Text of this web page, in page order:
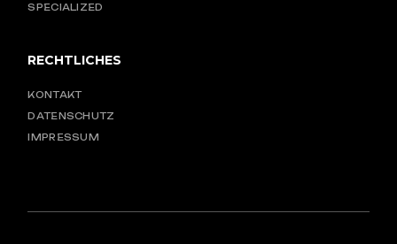
SPECIALIZED
RECHTLICHES
KONTAKT
DATENSCHUTZ
IMPRESSUM